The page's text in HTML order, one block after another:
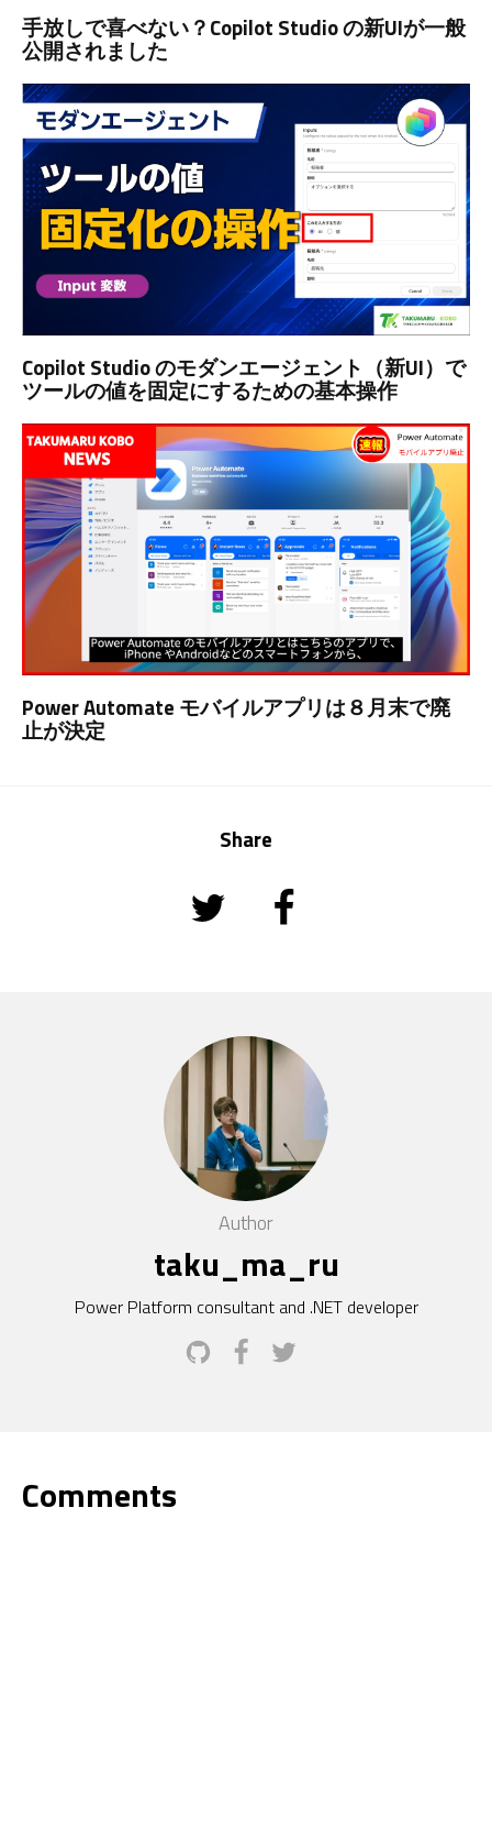
手放しで喜べない？Copilot Studio の新UIが一般
公開されました
Copilot Studio のモダンエージェント（新UI）で
ツールの値を固定にするための基本操作
Power Automate モバイルアプリは８月末で廃
止が決定
Share
Author
taku_ma_ru
Power Platform consultant and .NET developer
Comments